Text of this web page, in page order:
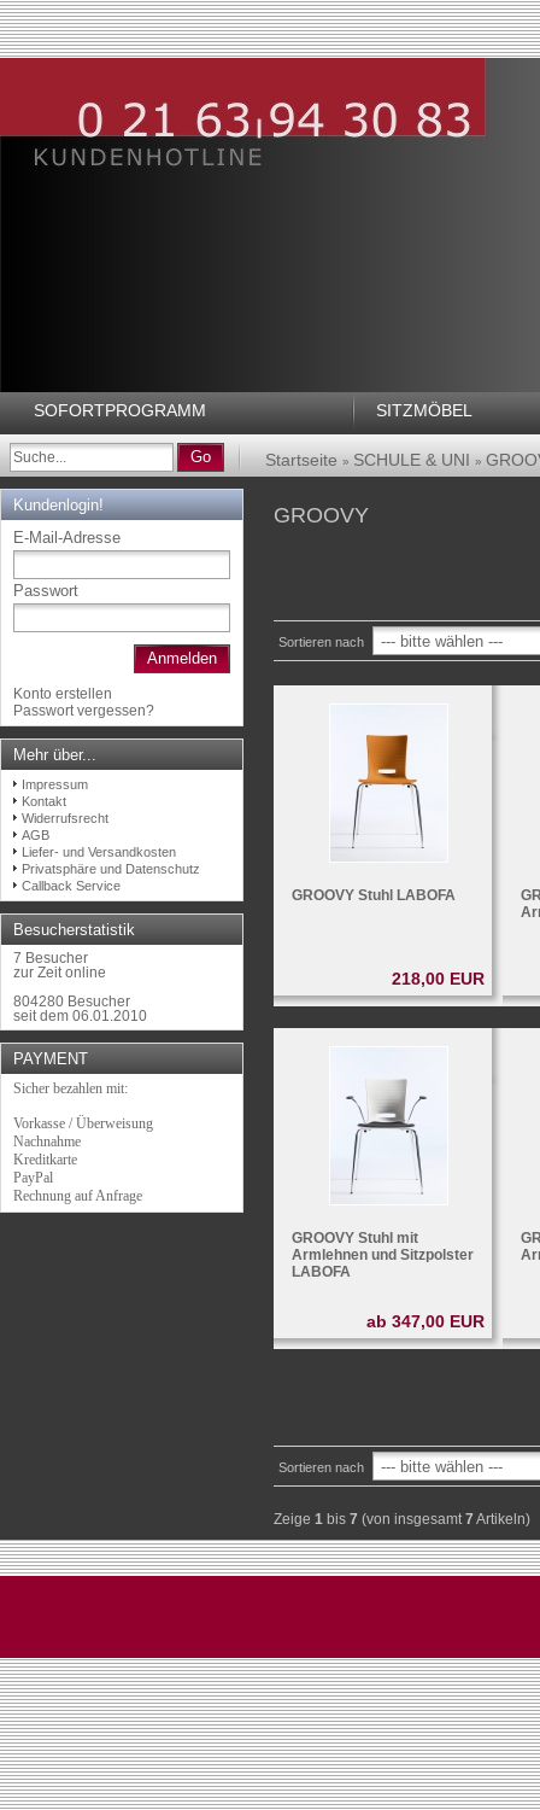
SOFORTPROGRAMM SITZMÖBEL
Go Startseite » SCHULE & UNI »
GROOVY
Sortieren nach
GROOVY Stuhl LABOFA
218,00 EUR
GROOVY Stuhl mit
Armlehnen und Sitzpolster
LABOFA
ab 347,00 EUR
Sortieren nach
Zeige 1 bis 7 (von insgesamt7 Artikeln)
Kundenlogin!
E-Mail-Adresse
Passwort
Anmelden
Konto erstellen
Passwort vergessen?
Mehr über...
Impressum
Kontakt
Widerrufsrecht
AGB
Liefer- und Versandkosten
Privatsphäre und Datenschutz
Callback Service
Besucherstatistik
7 Besucher
zur Zeit online
804280 Besucher
seit dem 06.01.2010
PAYMENT
Sicher bezahlen mit:
Vorkasse / Überweisung
Nachnahme
Kreditkarte
PayPal
Rechnung auf Anfrage